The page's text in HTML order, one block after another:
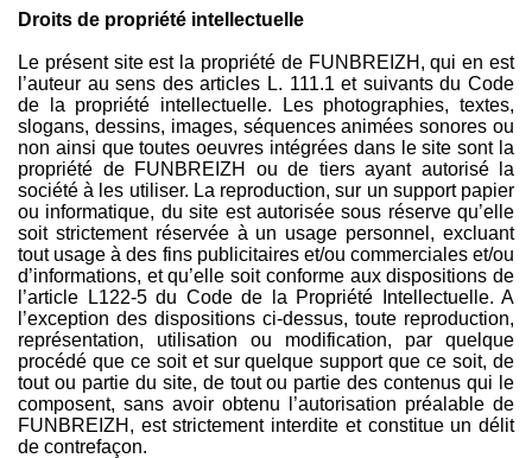
Droits de propriété intellectuelle
Le présent site est la propriété de FUNBREIZH, qui en est
l’auteur au sens des articles L. 111.1 et suivants du Code
de la propriété intellectuelle. Les photographies, textes,
slogans, dessins, images, séquences animées sonores ou
non ainsi que toutes oeuvres intégrées dans le site sont la
propriété de FUNBREIZH ou de tiers ayant autorisé la
société à les utiliser. La reproduction, sur un support papier
ou informatique, du site est autorisée sous réserve qu’elle
soit strictement réservée à un usage personnel, excluant
tout usage à des fins publicitaires et/ou commerciales et/ou
d’informations, et qu’elle soit conforme aux dispositions de
l’article L122-5 du Code de la Propriété Intellectuelle. A
l’exception des dispositions ci-dessus, toute reproduction,
représentation, utilisation ou modification, par quelque
procédé que ce soit et sur quelque support que ce soit, de
tout ou partie du site, de tout ou partie des contenus qui le
composent, sans avoir obtenu l’autorisation préalable de
FUNBREIZH, est strictement interdite et constitue un délit
de contrefaçon.